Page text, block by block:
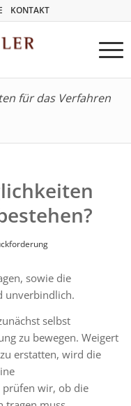
KONTAKT
für das Verfahren
sowie die
unverbindlich.
selbst
zu bewegen. Weigert
erstatten, wird die
prüfen wir, ob die